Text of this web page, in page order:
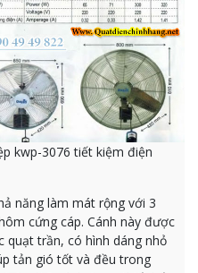
kwp-3076 tiết kiệm điện
năng làm mát rộng với 3
cứng cáp. Cánh này được
quạt trần, có hình dáng nhỏ
tản gió tốt và đều trong